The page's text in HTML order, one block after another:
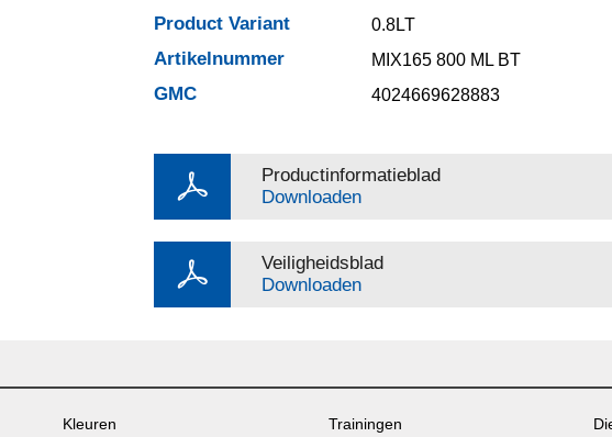
Product Variant 0.8LT
Artikelnummer MIX165 800 ML BT
GMC 4024669628883
Productinformatieblad
Downloaden
Veiligheidsblad
Downloaden
Kleuren
Trainingen